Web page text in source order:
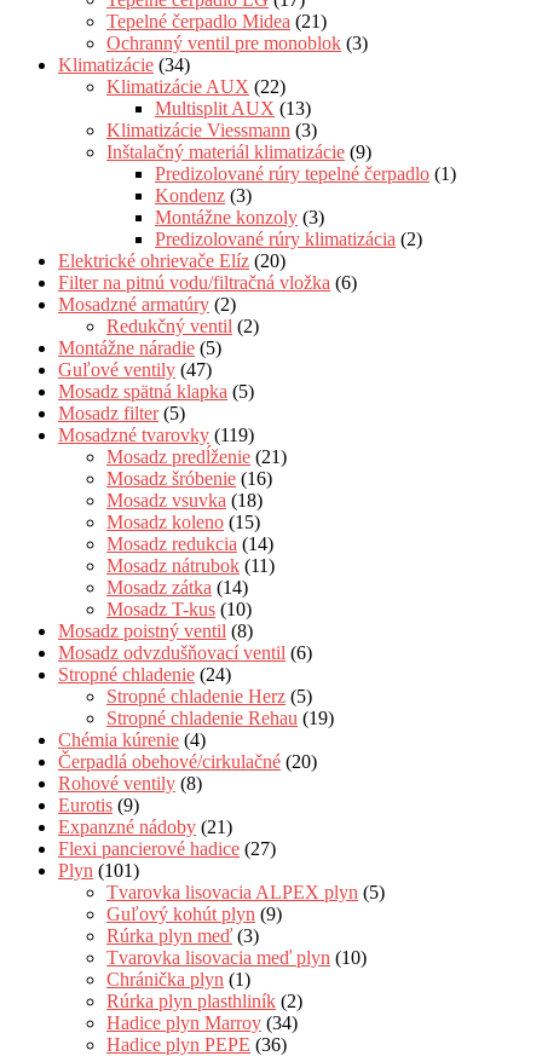
Tepelné čerpadlo Midea (21)
Ochranný ventil pre monoblok (3)
Klimatizácie (34)
Klimatizácie AUX (22)
Multisplit AUX (13)
Klimatizácie Viessmann (3)
Inštalačný materiál klimatizácie (9)
Predizolované rúry tepelné čerpadlo (1)
Kondenz (3)
Montážne konzoly (3)
Predizolované rúry klimatizácia (2)
Elektrické ohrievače Elíz (20)
Filter na pitnú vodu/filtračná vložka (6)
Mosadzné armatúry (2)
Redukčný ventil (2)
Montážne náradie (5)
Guľové ventily (47)
Mosadz spätná klapka (5)
Mosadz filter (5)
Mosadzné tvarovky (119)
Mosadz predĺženie (21)
Mosadz šróbenie (16)
Mosadz vsuvka (18)
Mosadz koleno (15)
Mosadz redukcia (14)
Mosadz nátrubok (11)
Mosadz zátka (14)
Mosadz T-kus (10)
Mosadz poistný ventil (8)
Mosadz odvzdušňovací ventil (6)
Stropné chladenie (24)
Stropné chladenie Herz (5)
Stropné chladenie Rehau (19)
Chémia kúrenie (4)
Čerpadlá obehové/cirkulačné (20)
Rohové ventily (8)
Eurotis (9)
Expanzné nádoby (21)
Flexi pancierové hadice (27)
Plyn (101)
Tvarovka lisovacia ALPEX plyn (5)
Guľový kohút plyn (9)
Rúrka plyn meď (3)
Tvarovka lisovacia meď plyn (10)
Chránička plyn (1)
Rúrka plyn plasthliník (2)
Hadice plyn Marroy (34)
Hadice plyn PEPE (36)